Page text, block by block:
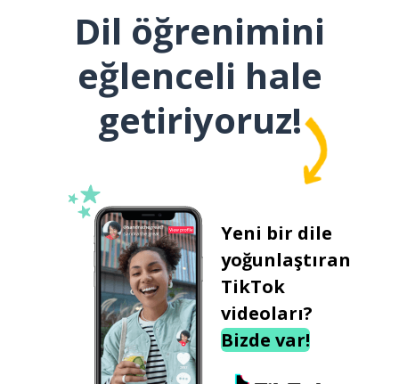
Dil öğrenimini
eğlenceli hale
getiriyoruz!
Yeni bir dile
yoğunlaştıran
TikTok
videoları?
Bizde var!